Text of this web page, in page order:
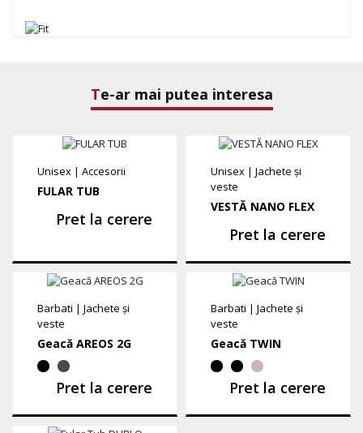
Te-ar mai putea interesa
Unisex | Accesorii
FULAR TUB
Pret la cerere
Unisex | Jachete și
veste
VESTĂ NANO FLEX
Pret la cerere
Barbati | Jachete și
veste
Geacă AREOS 2G
Pret la cerere
Barbati | Jachete și
veste
Geacă TWIN
Pret la cerere